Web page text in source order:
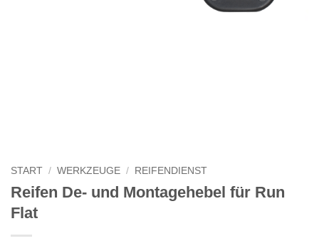
START / WERKZEUGE / REIFENDIENST
Reifen De- und Montagehebel für Run
Flat